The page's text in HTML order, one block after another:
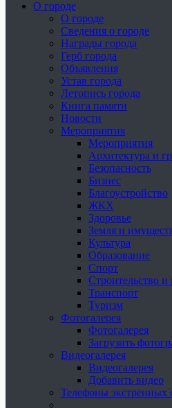
О городе
О городе
Сведения о городе
Награды города
Герб города
Объявления
Устав города
Летопись города
Книга памяти
Новости
Мероприятия
Мероприятия
Архитектура и
Безопасность
Бизнес
Благоустройство
ЖКХ
Здоровье
Земля и
Культура
Образование
Спорт
Строительство и
Транспорт
Туризм
Фотогалерея
Фотогалерея
Загрузить
Видеогалерея
Видеогалерея
Добавить видео
Телефоны экстренных